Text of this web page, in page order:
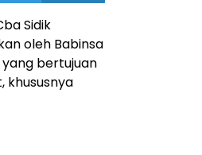
Sidik
oleh Babinsa
bertujuan
khususnya